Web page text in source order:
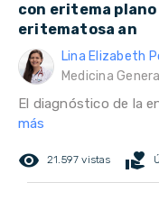
con eritema
eritematosa an
Lina Elizabeth
Medicina General
El diagnóstico de la
más
remove_red_eye 21.597 vistas volunteer_activism